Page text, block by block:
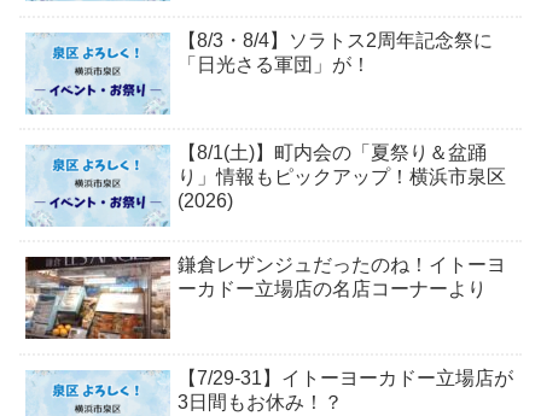
【8/3・8/4】ソラトス2周年記念祭に
「日光さる軍団」が！
【8/1(土)】町内会の「夏祭り＆盆踊
り」情報もピックアップ！横浜市泉区
(2026)
鎌倉レザンジュだったのね！イトーヨ
ーカドー立場店の名店コーナーより
【7/29-31】イトーヨーカドー立場店が
3日間もお休み！？